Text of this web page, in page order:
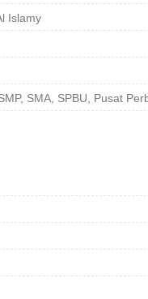
Islamy
SMA, SPBU, Pusat